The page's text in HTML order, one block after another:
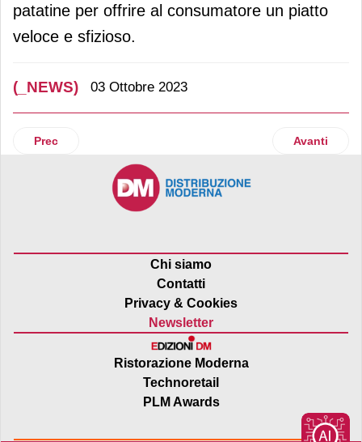
patatine per offrire al consumatore un piatto
veloce e sfizioso.
(_NEWS) 03 Ottobre 2023
Articolo precedente: MartinoRossi pubblica il Bilancio di
Prec Articolo
Avanti
Chi siamo
Contatti
Privacy & Cookies
Newsletter
Ristorazione Moderna
Technoretail
PLM Awards